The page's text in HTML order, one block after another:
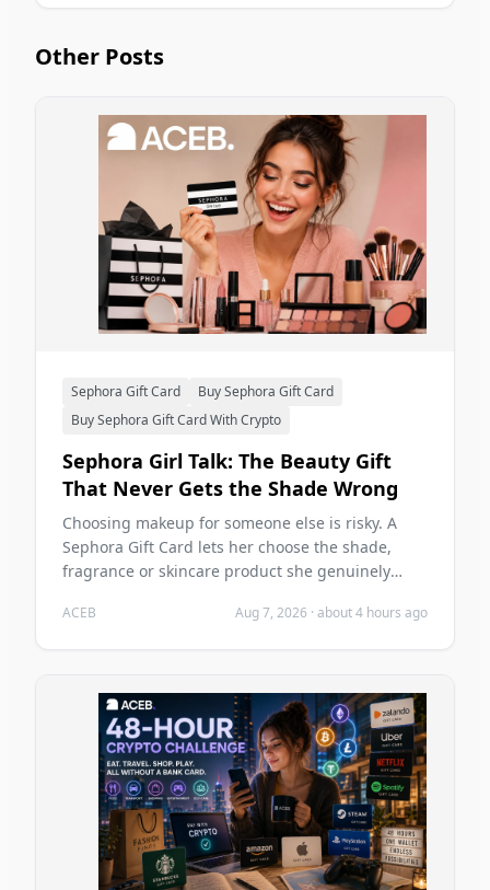
Other Posts
Sephora Gift Card
Buy Sephora Gift Card
Buy Sephora Gift Card With Crypto
Sephora Girl Talk: The Beauty Gift
That Never Gets the Shade Wrong
Choosing makeup for someone else is risky. A
Sephora Gift Card lets her choose the shade,
fragrance or skincare product she genuinely
ACEB Aug 7, 2026 · about 4 hours ago